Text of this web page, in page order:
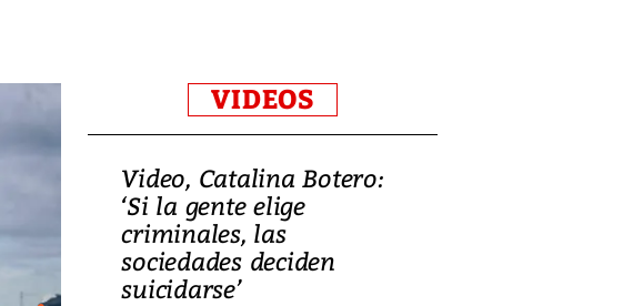
VIDEOS
Video, Catalina Botero:
‘Si la gente elige
criminales, las
sociedades deciden
suicidarse’